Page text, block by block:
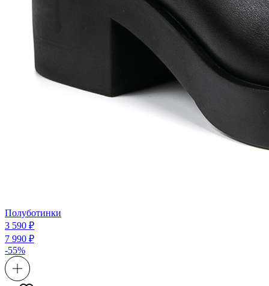
Полуботинки
3 590 ₽
7 990 ₽
-55%